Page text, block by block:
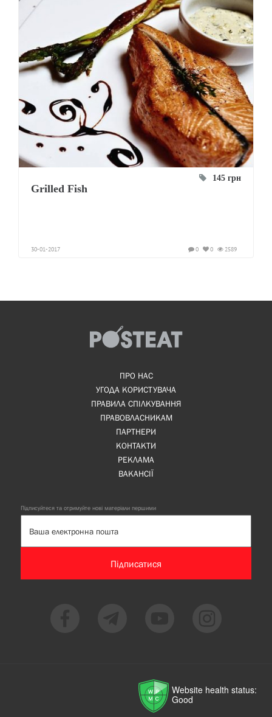
145 грн
Grilled Fish
30-01-2017 2589
0
0
ПРО НАС
УГОДА КОРИСТУВАЧА
ПРАВИЛА СПІЛКУВАННЯ
ПРАВОВЛАСНИКАМ
ПАРТНЕРИ
КОНТАКТИ
РЕКЛАМА
ВАКАНСІЇ
Підписуйтеся та отримуйте нові матеріали першими
Підписатися
Website health status:
Good